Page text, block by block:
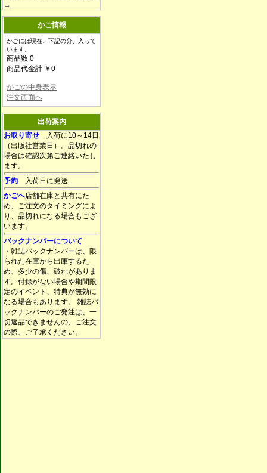
→
かご情報
かごには現在、下記の分、入って
います。
商品数 0
商品代金計 ￥0
かごの中身表示
注文画面へ
出荷案内
お取り寄せ 入荷に10～14日
（出版社営業日）。品切れの
場合は確認次第ご連絡いたし
ます。
予約 入荷日に発送
かごへ店舗在庫と共有にた
め、ご注文のタイミングによ
り、品切れになる場合もござ
います。
バックナンバーについて
・雑誌バックナンバーは、限
られた在庫から出庫するた
め、多少の傷、破れがありま
す。付録がない場合や期間限
定のイベント、特典が無効に
なる場合もあります。 雑誌バ
ックナンバーのご発注は、一
切返品できませんの、ご注文
の際、ご了承ください。